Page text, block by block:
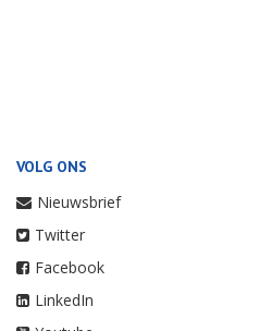
VOLG ONS
Nieuwsbrief
Twitter
Facebook
LinkedIn